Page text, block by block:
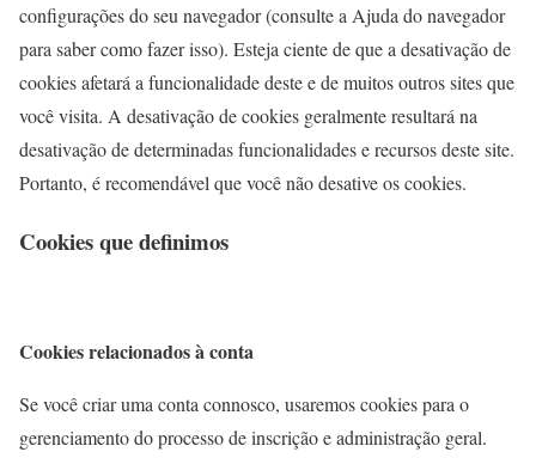
configurações do seu navegador (consulte a Ajuda do navegador
para saber como fazer isso). Esteja ciente de que a desativação de
cookies afetará a funcionalidade deste e de muitos outros sites que
você visita. A desativação de cookies geralmente resultará na
desativação de determinadas funcionalidades e recursos deste site.
Portanto, é recomendável que você não desative os cookies.
Cookies que definimos
Cookies relacionados à conta
Se você criar uma conta connosco, usaremos cookies para o
gerenciamento do processo de inscrição e administração geral.